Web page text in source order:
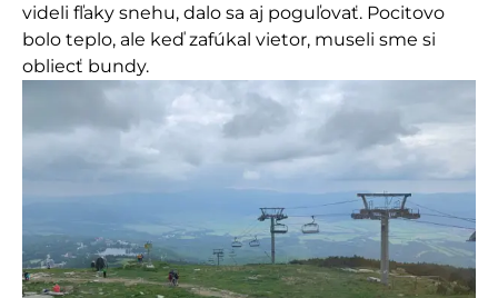
videli fľaky snehu, dalo sa aj poguľovať. Pocitovo
bolo teplo, ale keď zafúkal vietor, museli sme si
obliecť bundy.